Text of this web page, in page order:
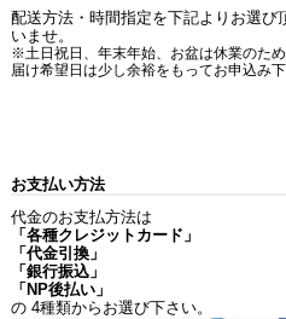
配送方法・時間指定を下記よりお選び
いませ。
※土日祝日、年末年始、お盆は休業のた
届け希望日は少し余裕をもってお申込み下
お支払い方法
代金のお支払方法は
「各種クレジットカード」
「代金引換」
「銀行振込」
「NP後払い」
の 4種類からお選び下さい。